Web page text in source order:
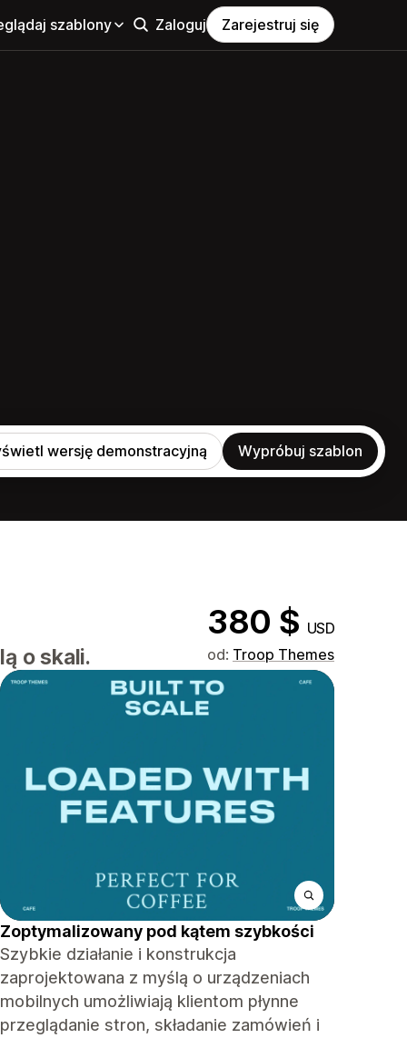
szablony Zaloguj Zarejestruj się
wersję demonstracyjną Wypróbuj szablon
380 $ USD
o skali. od: Troop Themes
Zoptymalizowany pod kątem szybkości
Szybkie działanie i konstrukcja
zaprojektowana z myślą o urządzeniach
mobilnych umożliwiają klientom płynne
przeglądanie stron, składanie zamówień i